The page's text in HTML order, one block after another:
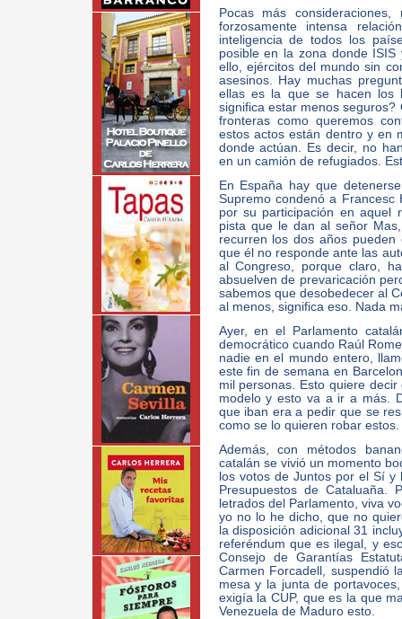
Pocas más
forzosamente intensa
inteligencia de todos los
posible en la zona donde
ello, ejércitos del mundo sin
asesinos. Hay muchas
ellas es la que se hacen los
significa estar menos
fronteras como queremos
estos actos están dentro y en
donde actúan. Es decir, no
en un camión de refugiados.
En España hay que
Supremo condenó a
por su participación en aquel
pista que le dan al señor
recurren los dos años
que él no responde ante las
al Congreso, porque claro,
absuelven de prevaricación
sabemos que desobedecer al
al menos, significa eso. Nada
Ayer, en el Parlamento
democrático cuando Raúl
nadie en el mundo entero,
este fin de semana en
mil personas. Esto quiere
modelo y esto va a ir a más.
que iban era a pedir que se
como se lo quieren robar estos.
Además, con métodos
catalán se vivió un momento
los votos de Juntos por el Sí y
Presupuestos de
letrados del Parlamento, viva
yo no lo he dicho, que no
la disposición adicional 31
referéndum que es ilegal, y
Consejo de Garantías
Carmen Forcadell, suspendió
mesa y la junta de
exigía la CUP, que es la que
Venezuela de Maduro esto.